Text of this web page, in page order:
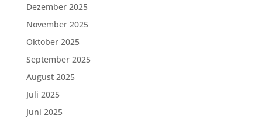
Dezember 2025
November 2025
Oktober 2025
September 2025
August 2025
Juli 2025
Juni 2025